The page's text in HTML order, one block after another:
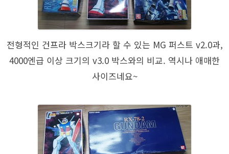
전형적인 건프라 박스크기라 할 수 있는 MG 퍼스트 v2.0과,
4000엔급 이상 크기의 v3.0 박스와의 비교. 역시나 애매한
사이즈네요~